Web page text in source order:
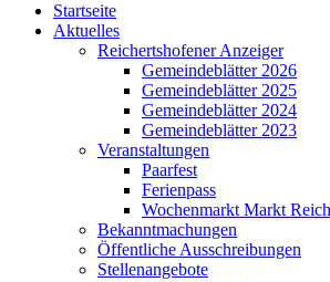
Startseite
Aktuelles
Reichertshofener Anzeiger
Gemeindeblätter 2026
Gemeindeblätter 2025
Gemeindeblätter 2024
Gemeindeblätter 2023
Veranstaltungen
Paarfest
Ferienpass
Wochenmarkt Markt
Bekanntmachungen
Öffentliche Ausschreibungen
Stellenangebote